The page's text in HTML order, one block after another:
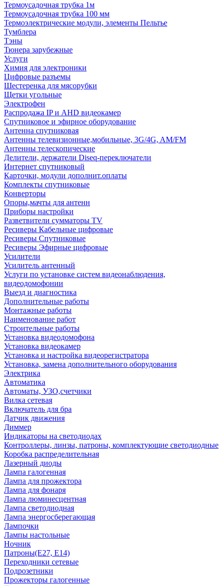
Термоусадочная трубка 1м
Термоусадочная трубка 100 мм
Термоэлектрические модули, элементы Пельтье
Тумблера
Тэны
Тюнера зарубежные
Услуги
Химия для электроники
Цифровые разъемы
Шестеренка для мясорубки
Щетки угольные
Электрофен
Распродажа IP и AHD видеокамер
Спутниковое и эфирное оборудование
Антенна спутниковая
Антенны телевизионные,мобильные, 3G/4G, AM/FM
Антенны телескопические
Делители, держатели Diseq-переключатели
Интернет спутниковый
Карточки, модули дополнит.оплаты
Комплекты спутниковые
Конверторы
Опоры,мачты для антенн
Приборы настройки
Разветвители сумматоры TV
Ресиверы Кабельные цифровые
Ресиверы Спутниковые
Ресиверы Эфирные цифровые
Усилители
Усилитель антенный
Услуги по установке систем видеонаблюдения,
видеодомофонии
Выезд и диагностика
Дополнительные работы
Монтажные работы
Наименование работ
Строительные работы
Установка видеодомофона
Установка видеокамер
Установка и настройка видеорегистратора
Установка, замена дополнительного оборудования
Электрика
Автоматика
Автоматы, УЗО,счетчики
Вилка сетевая
Включатель для бра
Датчик движения
Диммер
Индикаторы на светодиодах
Контроллеры, линзы, патроны, комплектующие светодиодные
Коробка распределительная
Лазерный диоды
Лампа галогенная
Лампа для прожектора
Лампа для фонаря
Лампа люминесцентная
Лампа светодиодная
Лампа энергосберегающая
Лампочки
Лампы настольные
Ночник
Патроны(Е27, Е14)
Переходники сетевые
Подрозетники
Прожекторы галогенные